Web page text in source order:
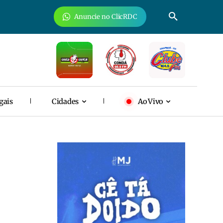
Anuncie no ClicRDC
Cidades Ao Vivo